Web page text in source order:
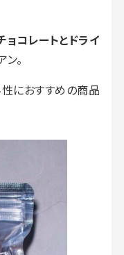
ョコレートとドライ
。
性におすすめの商品